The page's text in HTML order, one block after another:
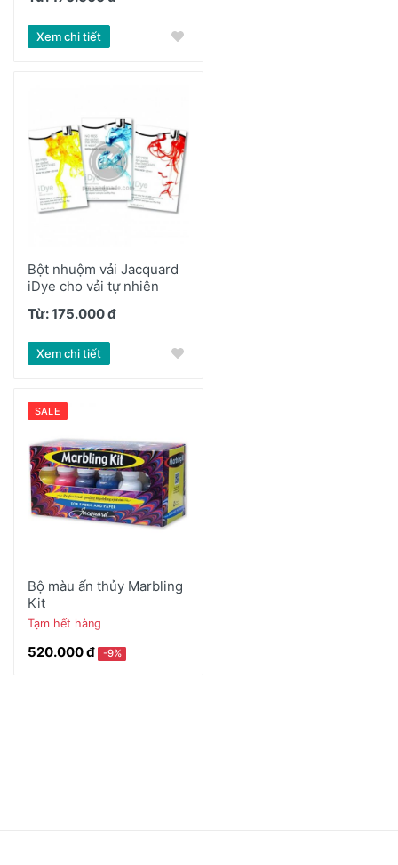
Xem chi tiết
Bột nhuộm vải Jacquard
iDye cho vải tự nhiên
Từ: 175.000 đ
Xem chi tiết
SALE
Bộ màu ấn thủy Marbling
Kit
Tạm hết hàng
520.000 đ -9%